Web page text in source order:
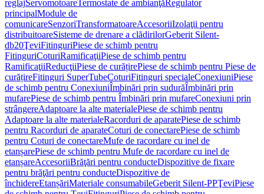
reglajServomotoareTermostate de ambianţăRegulator
principalModule de
comunicareSenzoriTransformatoareAccesoriiIzolaţii pentru
distribuitoareSisteme de drenare a clădirilorGeberit Silent-
db20ŢeviFitinguriPiese de schimb pentru
FitinguriCoturiRamificaţiiPiese de schimb pentru
RamificaţiiReducţiiPiese de curățirePiese de schimb pentru Piese de
curățireFitinguri SuperTubeCoturiFitinguri specialeConexiuniPiese
de schimb pentru ConexiuniÎmbinări prin sudurăÎmbinări prin
mufarePiese de schimb pentru Îmbinări prin mufareConexiuni prin
strângereAdaptoare la alte materialePiese de schimb pentru
Adaptoare la alte materialeRacorduri de aparatePiese de schimb
pentru Racorduri de aparateCoturi de conectarePiese de schimb
pentru Coturi de conectareMufe de racordare cu inel de
etanșarePiese de schimb pentru Mufe de racordare cu inel de
etanșareAccesoriiBrăţări pentru conducteDispozitive de fixare
pentru brăţări pentru conducteDispozitive de
închidereEtanșăriMateriale consumabileGeberit Silent-PPŢeviPiese